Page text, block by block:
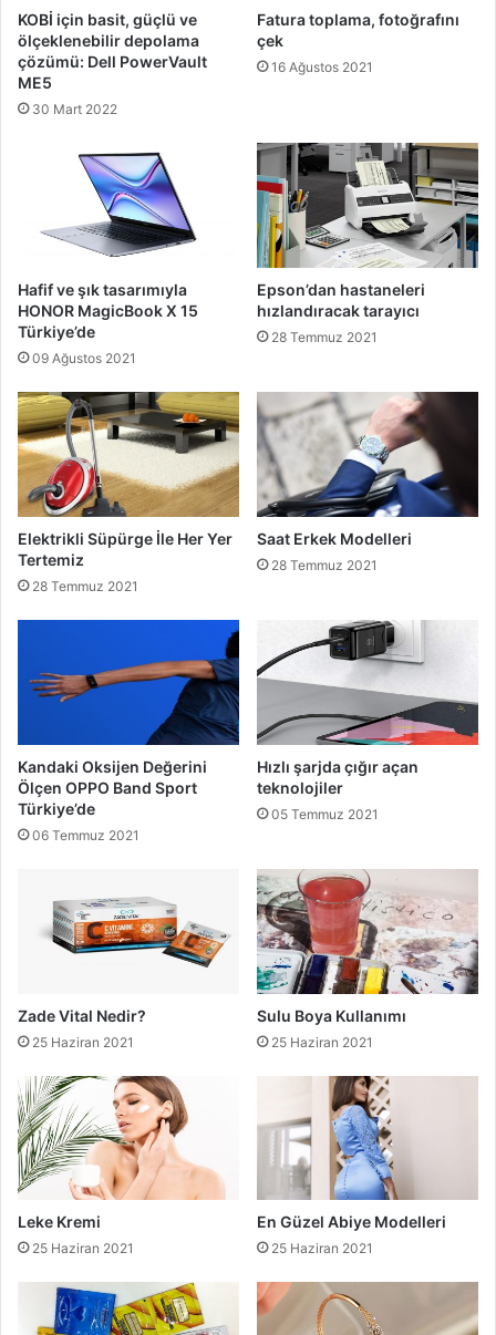
KOBİ için basit, güçlü ve
ölçeklenebilir depolama
çözümü: Dell PowerVault
ME5
30 Mart 2022
Fatura toplama, fotoğrafını
çek
16 Ağustos 2021
Hafif ve şık tasarımıyla
HONOR MagicBook X 15
Türkiye’de
09 Ağustos 2021
Epson’dan hastaneleri
hızlandıracak tarayıcı
28 Temmuz 2021
Elektrikli Süpürge İle Her Yer
Tertemiz
28 Temmuz 2021
Saat Erkek Modelleri
28 Temmuz 2021
Kandaki Oksijen Değerini
Ölçen OPPO Band Sport
Türkiye’de
06 Temmuz 2021
Hızlı şarjda çığır açan
teknolojiler
05 Temmuz 2021
Zade Vital Nedir?
25 Haziran 2021
Sulu Boya Kullanımı
25 Haziran 2021
Leke Kremi
25 Haziran 2021
En Güzel Abiye Modelleri
25 Haziran 2021